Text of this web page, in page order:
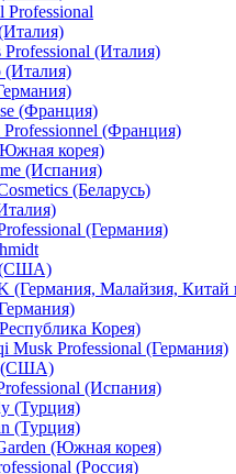
Professional
Professional (Италия)
(Италия)
(Франция)
(Франция)
корея)
(Испания)
(Беларусь)
(Германия)
(США)
(Германия, Малайзия, Китай
Корея)
Musk Professional (Германия)
(США)
(Испания)
(Турция)
(Турция)
(Южная корея)
(Россия)